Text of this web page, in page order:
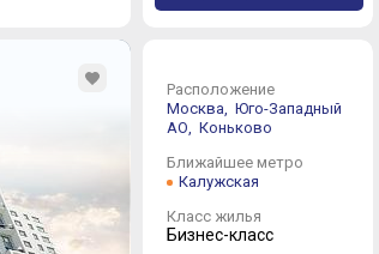
Расположение
Москва, Юго-Западный
АО, Коньково
Ближайшее метро
Калужская
Класс жилья
Бизнес-класс